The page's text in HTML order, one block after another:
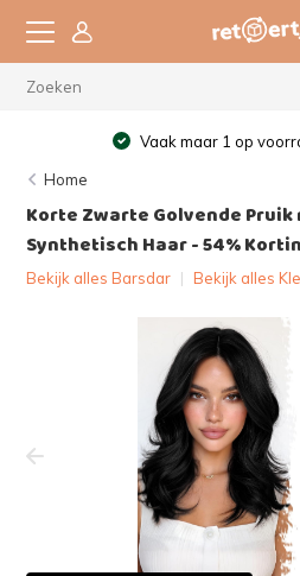
Vaak maar 1 op
Home
Korte Zwarte Golvende Pruik
Synthetisch Haar - 54%
Bekijk alles Barsdar | Bekijk alles